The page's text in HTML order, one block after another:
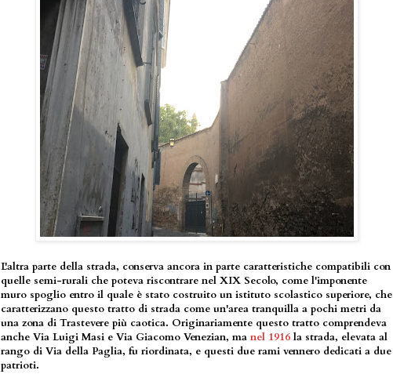
L'altra parte della strada, conserva ancora in parte caratteristiche compatibili con
quelle semi-rurali che poteva riscontrare nel XIX Secolo, come l'imponente
muro spoglio entro il quale è stato costruito un istituto scolastico superiore, che
caratterizzano questo tratto di strada come un'area tranquilla a pochi metri da
una zona di Trastevere più caotica. Originariamente questo tratto comprendeva
anche Via Luigi Masi e Via Giacomo Venezian, ma nel 1916 la strada, elevata al
rango di Via della Paglia, fu riordinata, e questi due rami vennero dedicati a due
patrioti.